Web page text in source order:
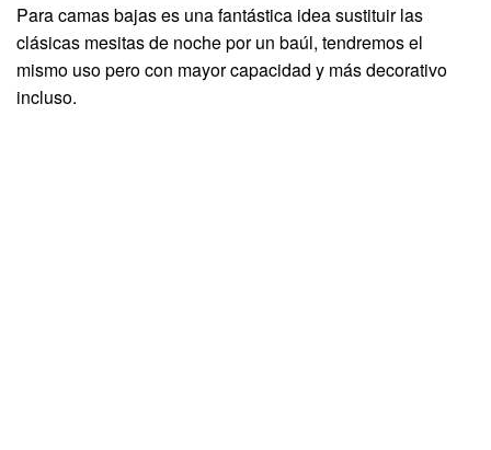
Para camas bajas es una fantástica idea sustituir las
clásicas mesitas de noche por un baúl, tendremos el
mismo uso pero con mayor capacidad y más decorativo
incluso.